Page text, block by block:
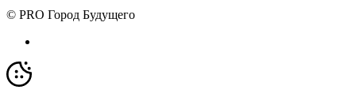
© PRO Город Будущего